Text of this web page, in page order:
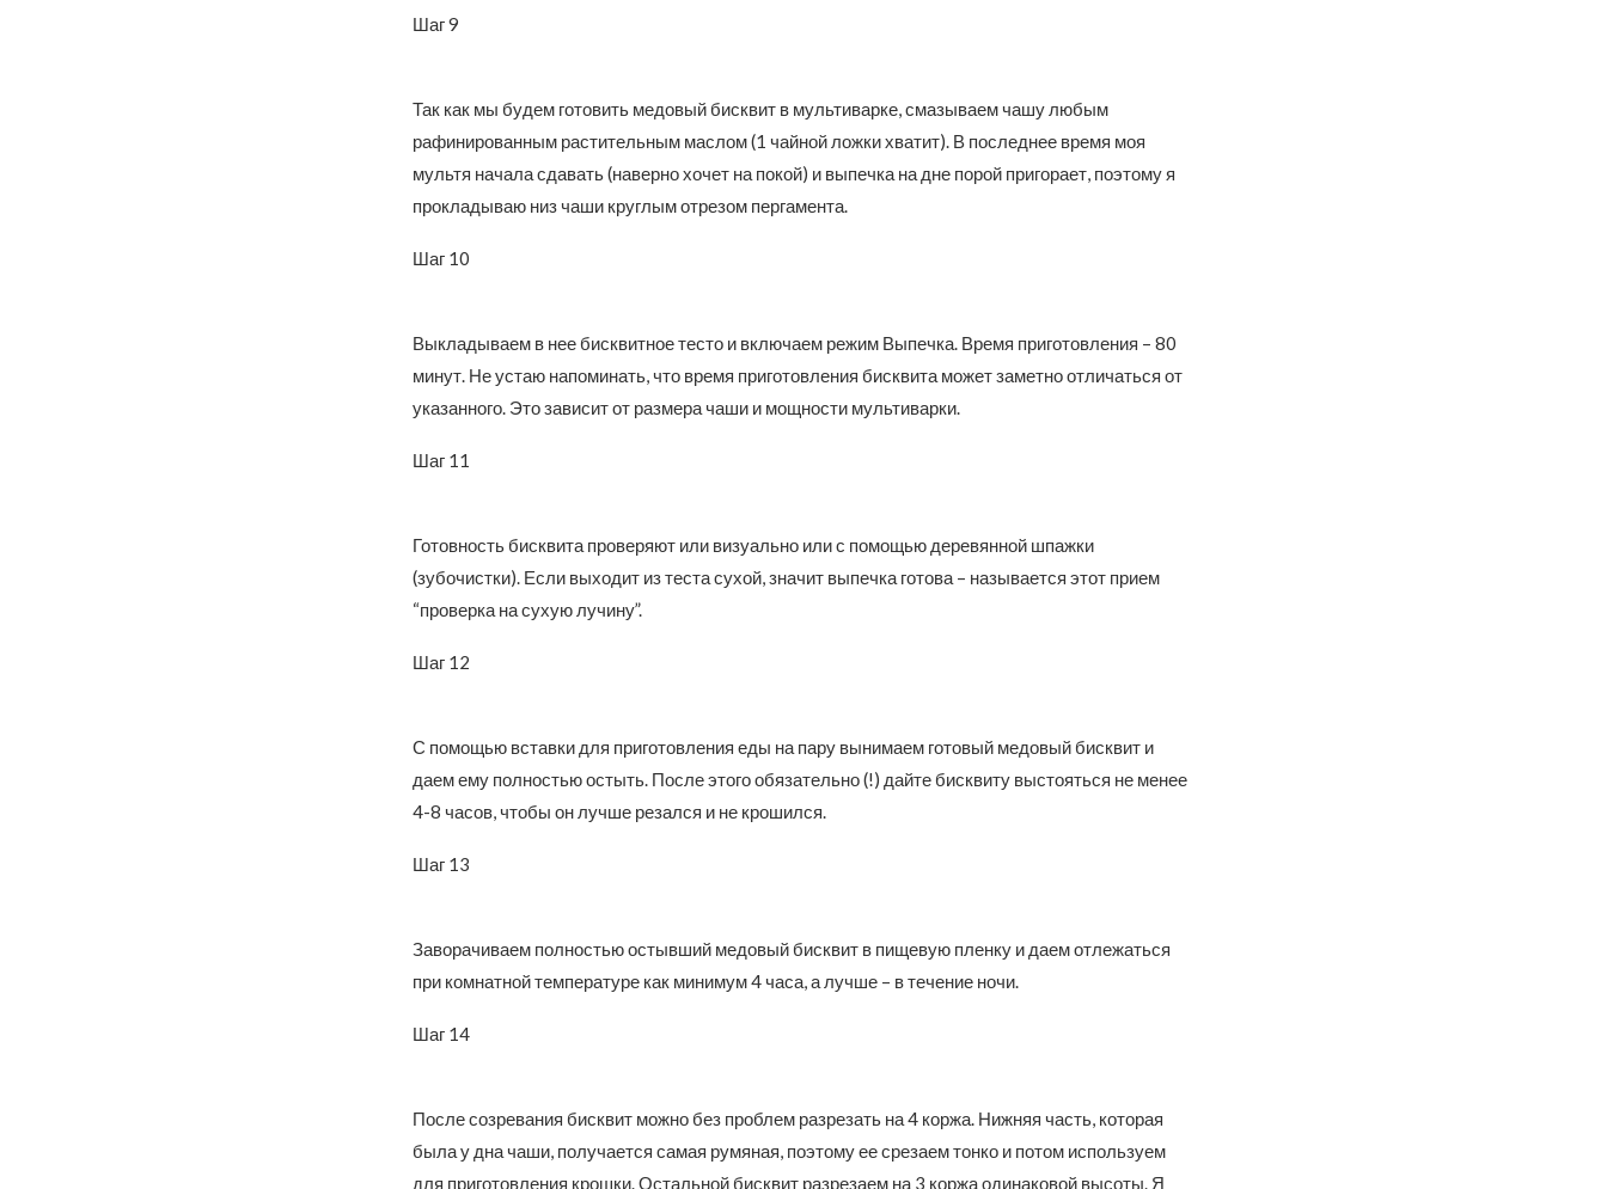
Шаг 9
Так как мы будем готовить медовый бисквит в мультиварке, смазываем чашу любым
рафинированным растительным маслом (1 чайной ложки хватит). В последнее время моя
мультя начала сдавать (наверно хочет на покой) и выпечка на дне порой пригорает, поэтому я
прокладываю низ чаши круглым отрезом пергамента.
Шаг 10
Выкладываем в нее бисквитное тесто и включаем режим Выпечка. Время приготовления – 80
минут. Не устаю напоминать, что время приготовления бисквита может заметно отличаться от
указанного. Это зависит от размера чаши и мощности мультиварки.
Шаг 11
Готовность бисквита проверяют или визуально или с помощью деревянной шпажки
(зубочистки). Если выходит из теста сухой, значит выпечка готова – называется этот прием
“проверка на сухую лучину”.
Шаг 12
С помощью вставки для приготовления еды на пару вынимаем готовый медовый бисквит и
даем ему полностью остыть. После этого обязательно (!) дайте бисквиту выстояться не менее
4-8 часов, чтобы он лучше резался и не крошился.
Шаг 13
Заворачиваем полностью остывший медовый бисквит в пищевую пленку и даем отлежаться
при комнатной температуре как минимум 4 часа, а лучше – в течение ночи.
Шаг 14
После созревания бисквит можно без проблем разрезать на 4 коржа. Нижняя часть, которая
была у дна чаши, получается самая румяная, поэтому ее срезаем тонко и потом используем
для приготовления крошки. Остальной бисквит разрезаем на 3 коржа одинаковой высоты. Я